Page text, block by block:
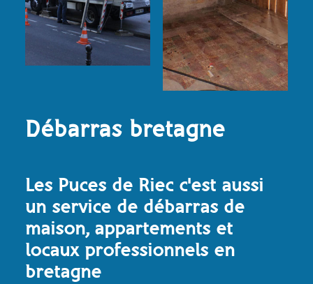
Débarras bretagne
Les Puces de Riec c'est aussi
un service de débarras de
maison, appartements et
locaux professionnels en
bretagne